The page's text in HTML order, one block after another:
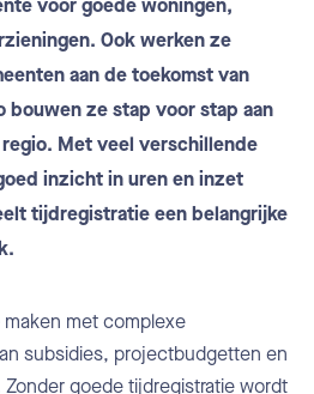
voor goede woningen,
Ook werken ze
aan de toekomst van
bouwen ze stap voor stap aan
Met veel verschillende
inzicht in uren en inzet
tijdregistratie een belangrijke
met complexe
subsidies, projectbudgetten en
goede tijdregistratie wordt